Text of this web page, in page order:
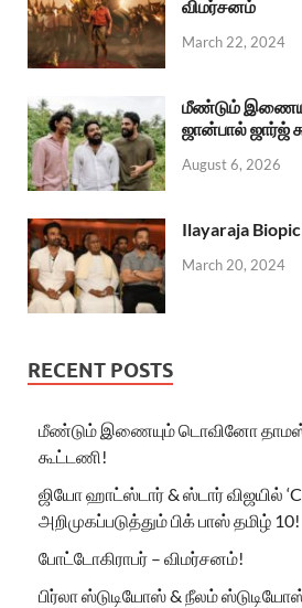
விமர்சனம்
March 22, 2024
மீண்டும்
ஜான்பால் ஜார்ஜ்
August 6, 2026
Ilayaraja
March 20, 2024
RECENT POSTS
மீண்டும் இணையும் டொவினோ தாமஸ்
கூட்டணி!
ஜியோ ஹாட்ஸ்டார் & ஸ்டார் விஜயில்
அறிமுகப்படுத்தும் பிக் பாஸ் தமிழ் 10!
போட்டோகிராபர் – விமர்சனம்!
பிர்லா ஸ்டுடியோஸ் & நீலம்